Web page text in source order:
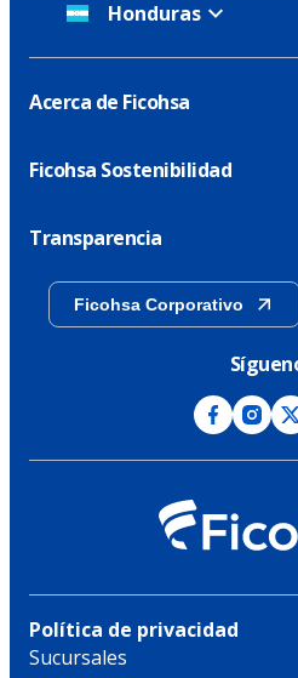
Honduras
Acerca de Ficohsa
Ficohsa Sostenibilidad
Transparencia
Ficohsa Corporativo
Política de privacidad
Sucursales